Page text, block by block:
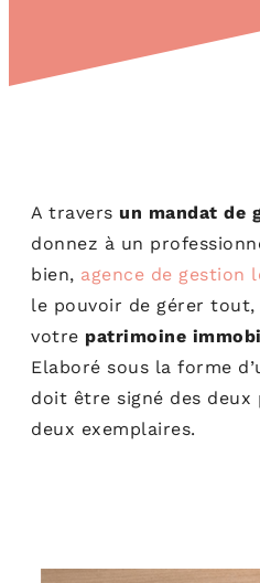
A travers un mandat de
donnez à un
bien, agence de gestion
le pouvoir de gérer
votre patrimoine
Elaboré sous la forme
doit être signé des deux
deux exemplaires.